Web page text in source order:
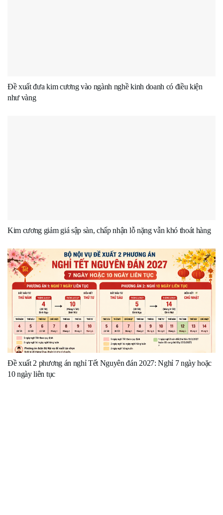
Đề xuất đưa kim cương vào ngành nghề kinh doanh có điều kiện
như vàng
Kim cương giảm giá sập sàn, chấp nhận lỗ nặng vẫn khó thoát hàng
Đề xuất 2 phương án nghỉ Tết Nguyên đán 2027: Nghỉ 7 ngày hoặc
10 ngày liên tục